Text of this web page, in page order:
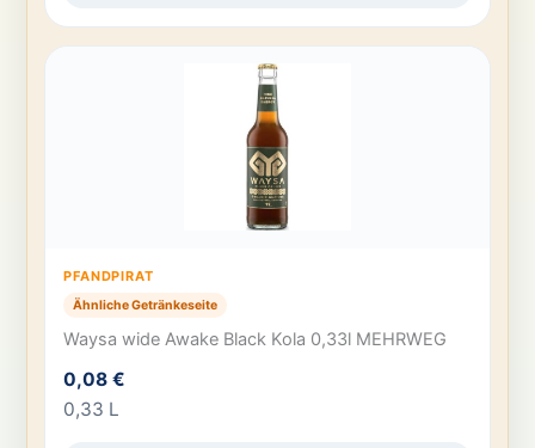
PFANDPIRAT
Ähnliche Getränkeseite
Waysa wide Awake Black Kola 0,33l MEHRWEG
0,08 €
0,33 L